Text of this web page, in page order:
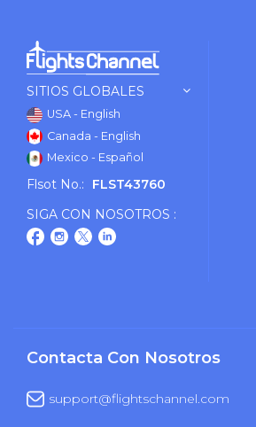
SITIOS GLOBALES
USA - English
Canada - English
Mexico - Español
Flsot No.:
FLST43760
SIGA CON NOSOTROS :
Contacta Con Nosotros
support@flightschannel.com